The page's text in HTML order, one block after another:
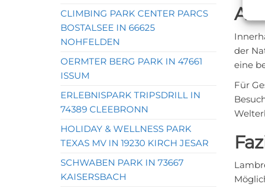
der
eine
Für
CLIMBING PARK CENTER PARCS
BOSTALSEE IN 66625
NOHFELDEN
OERMTER BERG PARK IN 47661
ISSUM
ERLEBNISPARK TRIPSDRILL IN
74389 CLEEBRONN
HOLIDAY & WELLNESS PARK
TEXAS MV IN 19230 KIRCH JESAR
SCHWABEN PARK IN 73667
KAISERSBACH